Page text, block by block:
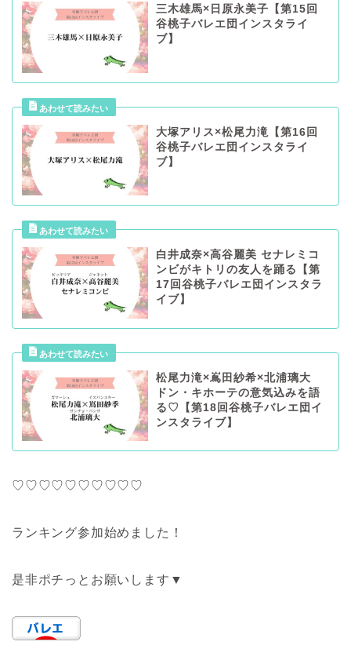
三木雄馬×日原永美子【第15回
谷桃子バレエ団インスタライ
ブ】
大塚アリス×松尾力滝【第16回
谷桃子バレエ団インスタライ
ブ】
白井成奈×高谷麗美 セナレミコ
ンビがキトリの友人を踊る【第
17回谷桃子バレエ団インスタラ
イブ】
松尾力滝×嶌田紗希×北浦璃大
ドン・キホーテの意気込みを語
る♡【第18回谷桃子バレエ団イ
ンスタライブ】
♡♡♡♡♡♡♡♡♡♡
ランキング参加始めました！
是非ポチっとお願いします▼